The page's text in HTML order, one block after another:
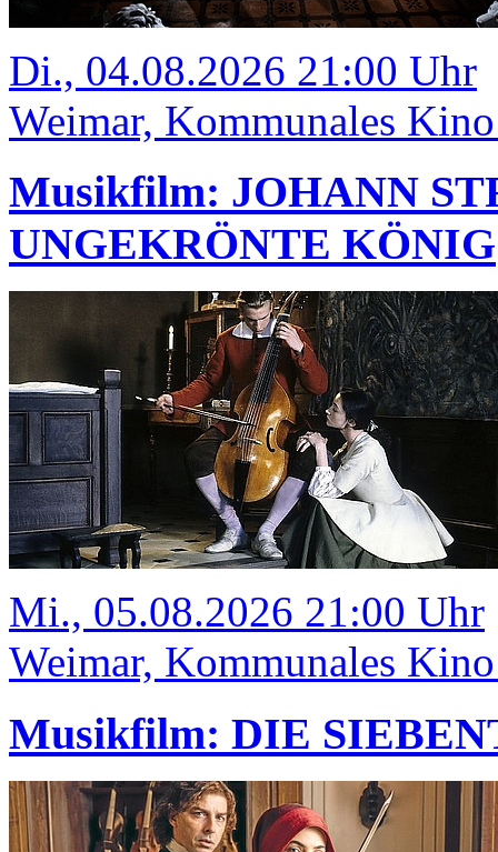
Di., 04.08.2026 21:00 Uhr
Weimar, Kommunales
Musikfilm: JOHANN
UNGEKRÖNTE KÖNIG
Mi., 05.08.2026 21:00 Uhr
Weimar, Kommunales
Musikfilm: DIE